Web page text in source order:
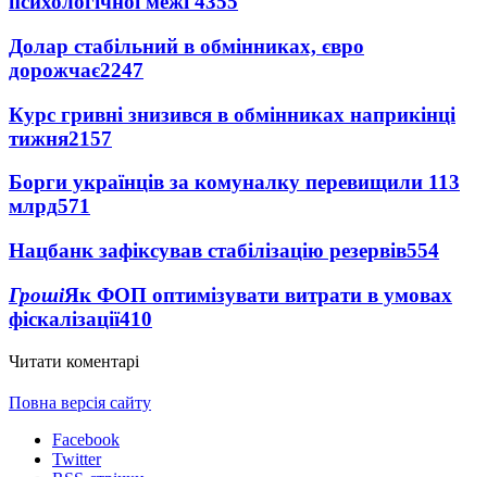
Долар стабільний в обмінниках, євро
дорожчає2247
Курс гривні знизився в обмінниках наприкінці
тижня2157
Борги українців за комуналку перевищили 113
млрд571
Нацбанк зафіксував стабілізацію резервів554
ГрошіЯк ФОП оптимізувати витрати в умовах
фіскалізації410
Читати коментарі
Повна версія сайту
Facebook
Twitter